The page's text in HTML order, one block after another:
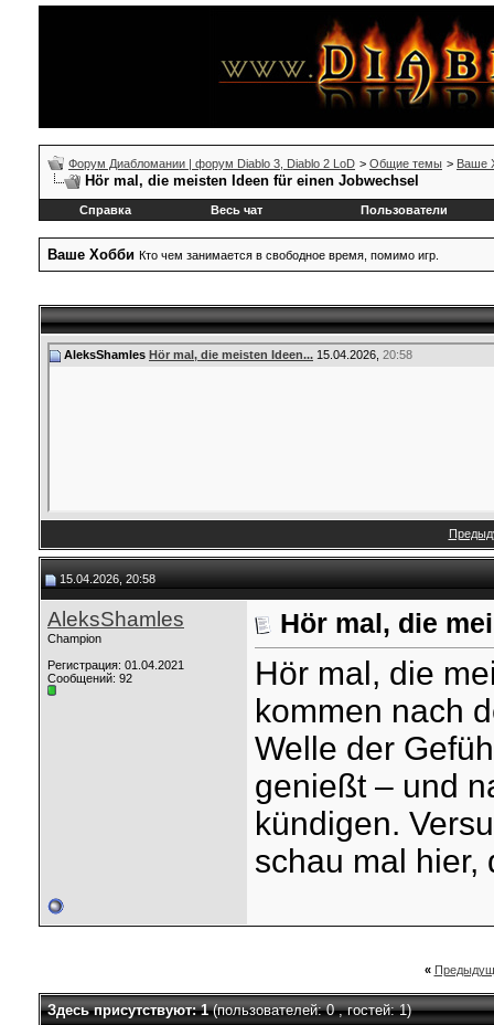
Форум Диабломании | форум Diablo 3, Diablo 2 LoD > Общие темы > Ваше
Hör mal, die meisten Ideen für einen Jobwechsel
Справка Весь чат Пользователи
Ваше Xобби Кто чем занимается в свободное время, помимо игр.
AleksShamles Hör mal, die meisten Ideen... 15.04.2026, 20:58
15.04.2026, 20:58
AleksShamles
Champion
Регистрация: 01.04.2021
Сообщений: 92
Hör mal, die
Hör mal, die
kommen nach
Welle der
genießt – und
kündigen.
schau mal hier,
«
Здесь присутствуют: 1(пользователей: 0 , гостей: 1)